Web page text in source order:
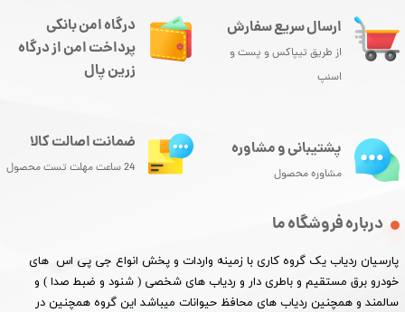
ارسال سریع سفارش
از طریق تیپاکس و پست و
اسنپ
درباره فروشگاه ما
پارسیان ردیاب یک گروه کاری با زمینه واردات و پخش انواع جی پی اس های
خودرو برق مستقیم و باطری دار و ردیاب های شخصی ( شنود و ضبط صدا ) و
سالمند و همچنین ردیاب های محافظ حیوانات میباشد این گروه همچنین در
درگاه امن بانکی
پرداخت امن از درگاه
زرین پال
پشتیبانی و مشاوره
مشاوره محصول
ضمانت اصالت کالا
24 ساعت مهلت تست محصول